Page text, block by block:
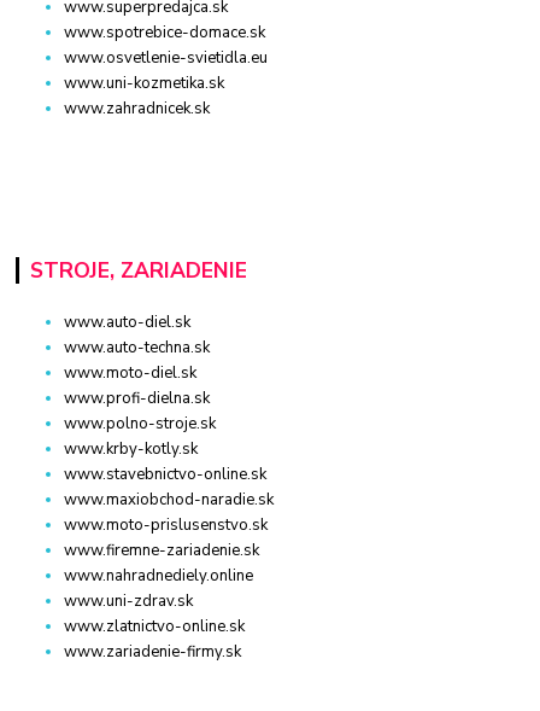
www.superpredajca.sk
www.spotrebice-domace.sk
www.osvetlenie-svietidla.eu
www.uni-kozmetika.sk
www.zahradnicek.sk
STROJE, ZARIADENIE
www.auto-diel.sk
www.auto-techna.sk
www.moto-diel.sk
www.profi-dielna.sk
www.polno-stroje.sk
www.krby-kotly.sk
www.stavebnictvo-online.sk
www.maxiobchod-naradie.sk
www.moto-prislusenstvo.sk
www.firemne-zariadenie.sk
www.nahradnediely.online
www.uni-zdrav.sk
www.zlatnictvo-online.sk
www.zariadenie-firmy.sk